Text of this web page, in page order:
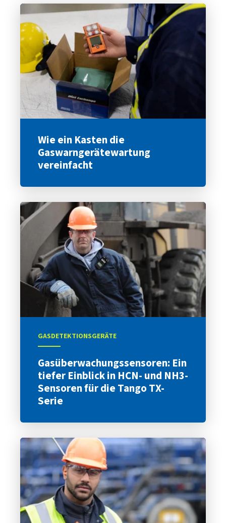
Wie ein Kasten die
Gaswarngerätewartung
vereinfacht
GASDETEKTIONSGERÄTE
Gasüberwachungssensoren: Ein
tiefer Einblick in HCN- und NH3-
Sensoren für die Tango TX-
Serie